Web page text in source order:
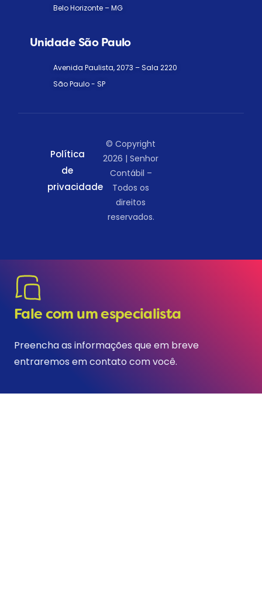
Belo Horizonte – MG
Unidade São Paulo
Avenida Paulista, 2073 – Sala 2220
São Paulo - SP
Política
de
privacidade
© Copyright
2026 | Senhor
Contábil –
Todos os
direitos
reservados.
Fale com um especialista
Preencha as informações que em breve
entraremos em contato com você.